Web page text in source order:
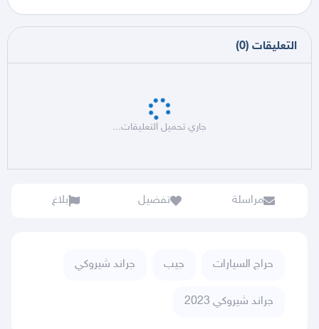
التعليقات (
0
)
جاري تحميل التعليقات...
مراسلة تفضيل بلاغ
حراج السيارات جيب جراند شيروكي
جراند شيروكي 2023